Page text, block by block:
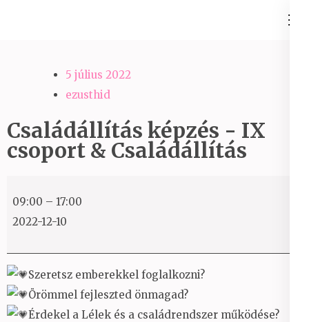
5 július 2022
ezusthid
Családállítás képzés - IX
csoport & Családállítás
képzés
csoport
&
Családállítás
09:00 – 17:00
2022-12-10
Szeretsz emberekkel foglalkozni?
Örömmel fejleszted önmagad?
Érdekel a Lélek és a családrendszer működése?